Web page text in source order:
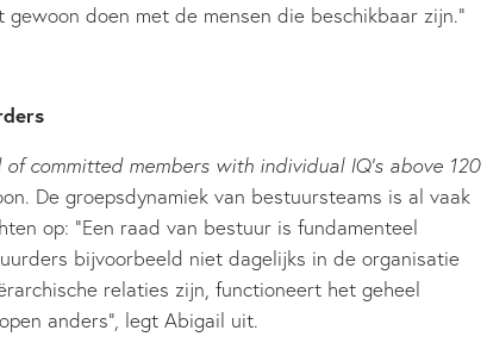
gewoon doen met de mensen die beschikbaar zijn.”
committed members with individual IQ’s above 120
De groepsdynamiek van bestuursteams is al vaak
op: “Een raad van bestuur is fundamenteel
bijvoorbeeld niet dagelijks in de organisatie
relaties zijn, functioneert het geheel
anders”, legt Abigail uit.